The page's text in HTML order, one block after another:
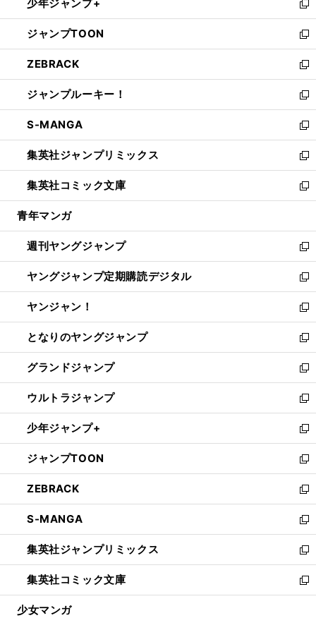
で
開
く
ド
ウ
で
開
く
ィ
ン
ド
ウ
で
開
く
い
ウ
ィ
ン
ド
ウ
で
開
く
少年ジャンプ+
新
し
い
ウ
ィ
ン
ド
ウ
で
開
く
ジャンプTOON
新
し
い
ウ
ィ
ン
ド
ウ
で
開
く
ZEBRACK
新
し
い
ウ
ィ
ン
ド
ウ
で
開
ジャンプルーキー！
新
し
い
ウ
ィ
ン
ド
ウ
開
く
S-MANGA
新
し
い
ウ
ィ
ン
ウ
で
開
く
集英社ジャンプリミックス
新
し
い
ウ
ン
ド
ウ
で
開
く
集英社コミック文庫
新
し
ウ
ィ
ン
ド
ウ
で
開
く
青年マンガ
週刊ヤングジャンプ
新
し
い
ウ
ィ
ン
ド
ウ
で
開
く
ヤングジャンプ定期購読デジタル
新
し
い
ウ
ィ
ン
ド
ウ
で
開
く
ヤンジャン！
新
し
い
ウ
ィ
ン
ド
ウ
で
開
く
となりのヤングジャンプ
新
し
い
ウ
ィ
ン
ド
ウ
で
開
く
グランドジャンプ
新
し
い
ウ
ィ
ン
ド
ウ
で
開
く
ウルトラジャンプ
新
し
い
ウ
ィ
ン
ド
ウ
で
開
く
少年ジャンプ+
新
し
い
ウ
ィ
ン
ド
ウ
で
開
く
ジャンプTOON
新
し
い
ウ
ィ
ン
ド
ウ
で
開
ZEBRACK
新
し
い
ウ
ィ
ン
ド
ウ
S-MANGA
新
し
い
ウ
ィ
ン
集英社ジャンプリミックス
新
し
い
ウ
集英社コミック文庫
新
し
少女マンガ